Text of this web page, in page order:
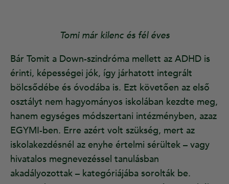
Tomi már kilenc és fél éves
Bár Tomit a Down-szindróma mellett az ADHD is
érinti, képességei jók, így járhatott integrált
bölcsődébe és óvodába is. Ezt követően az első
osztályt nem hagyományos iskolában kezdte meg,
hanem egységes módszertani intézményben, azaz
EGYMI-ben. Erre azért volt szükség, mert az
iskolakezdésnél az enyhe értelmi sérültek – vagy
hivatalos megnevezéssel tanulásban
akadályozottak – kategóriájába sorolták be.